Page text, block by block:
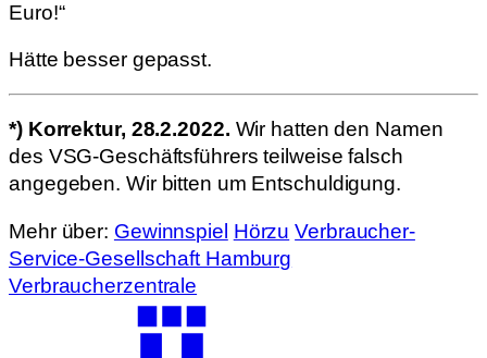
Euro!“
Hätte besser gepasst.
*) Korrektur, 28.2.2022. Wir hatten den Namen
des VSG-Geschäftsführers teilweise falsch
angegeben. Wir bitten um Entschuldigung.
Mehr über: Gewinnspiel Hörzu Verbraucher-
Service-Gesellschaft Hamburg
Verbraucherzentrale